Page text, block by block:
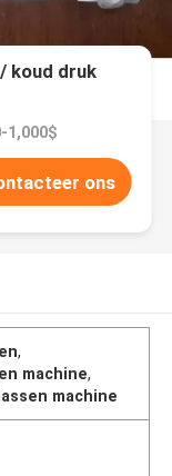
koud druk
1,000$
ons
,
machine,
machine